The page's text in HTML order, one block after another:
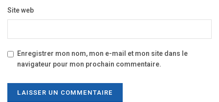
Site web
Enregistrer mon nom, mon e-mail et mon site dans le
navigateur pour mon prochain commentaire.